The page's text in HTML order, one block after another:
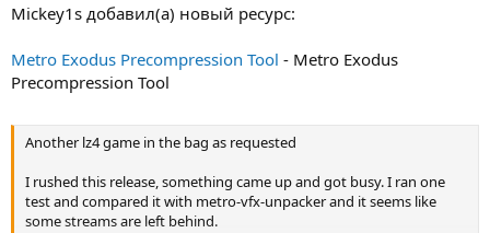
Mickey1s добавил(а) новый ресурс:
Metro Exodus Precompression Tool - Metro Exodus
Precompression Tool
Another lz4 game in the bag as requested
I rushed this release, something came up and got busy. I ran one
test and compared it with metro-vfx-unpacker and it seems like
some streams are left behind.